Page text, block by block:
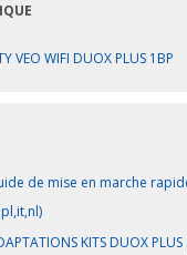
VEO WIFI DUOX PLUS 1BP
de mise en marche
KITS DUOX